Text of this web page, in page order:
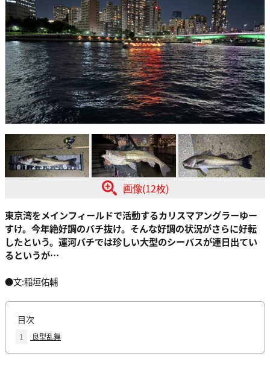
画像(12枚)
東京湾をメインフィールドで活動するカリスマアングラーゆー
すけ。今年絶好調のバチ抜け。そんな好調の状況がさらに好転
したという。運河バチでは珍しい大型のシーバスが連日出てい
るというが…
●文:稲垣佑輔
目次
1 良型乱舞